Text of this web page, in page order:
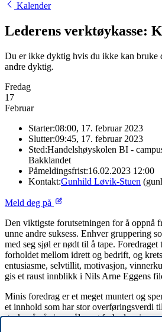
Kalender
Lederens verktøykasse:
Du er ikke dyktig hvis du ikke kan bruke
andre dyktig.
Fredag
17
Februar
Starter:08:00, 17. februar 2023
Slutter:09:45, 17. februar 2023
Sted:Handelshøyskolen BI -
Bakklandet
Påmeldingsfrist:16.02.2023 12:00
Kontakt:Gunhild Løvik-Stuen
Meld deg på
Den viktigste forutsetningen for å oppnå
unne andre suksess. Enhver gruppering
med seg sjøl er nødt til å tape. Foredraget
forholdet mellom idrett og bedrift, og
entusiasme, selvtillit, motivasjon,
gis et raust innblikk i Nils Arne Eggens
Minis foredrag er et meget muntert og
et innhold som har stor overføringsverdi
ønsker å nå sine mål – og forbedre sine